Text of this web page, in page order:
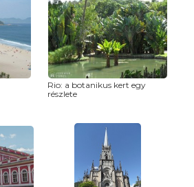
Rio: a botanikus kert egy
részlete